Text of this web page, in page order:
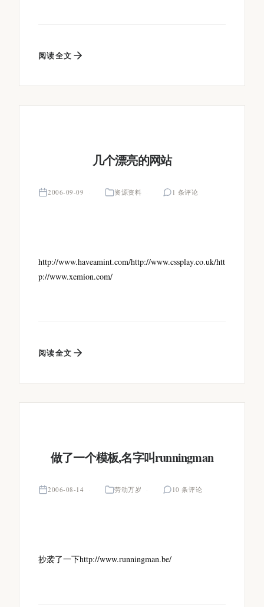
阅读全文
几个漂亮的网站
2006-09-09 资源资料 1 条评论
http://www.haveamint.com/http://www.cssplay.co.uk/htt
p://www.xemion.com/
阅读全文
做了一个模板,名字叫runningman
2006-08-14 劳动万岁 10 条评论
抄袭了一下http://www.runningman.be/